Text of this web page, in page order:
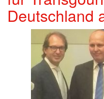
Deutschland